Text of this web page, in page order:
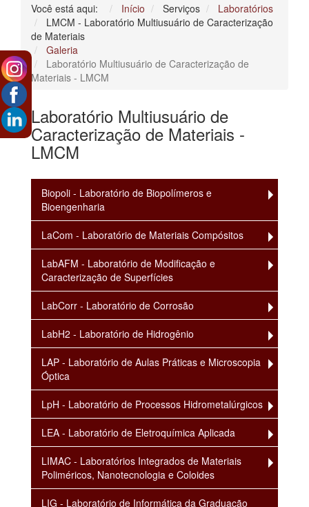
Você está aqui: Início Serviços
Laboratórios
LMCM - Laboratório Multiusuário de Caracterização
de Materiais
Galeria
Laboratório Multiusuário de Caracterização de
Materiais - LMCM
Laboratório Multiusuário de
Caracterização de Materiais -
LMCM
Biopoli - Laboratório de Biopolímeros e
Bioengenharia
LaCom - Laboratório de Materiais Compósitos
LabAFM - Laboratório de Modificação e
Caracterização de Superfícies
LabCorr - Laboratório de Corrosão
LabH2 - Laboratório de Hidrogênio
LAP - Laboratório de Aulas Práticas e Microscopia
Óptica
LpH - Laboratório de Processos Hidrometalúrgicos
LEA - Laboratório de Eletroquímica Aplicada
LIMAC - Laboratórios Integrados de Materiais
Poliméricos, Nanotecnologia e Coloides
LIG - Laboratório de Informática da Graduação